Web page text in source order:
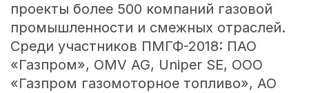
проекты более 500 компаний газовой
промышленности и смежных отраслей.
Среди участников ПМГФ-2018: ПАО
«Газпром», OMV AG, Uniper SE, ООО
«Газпром газомоторное топливо», АО